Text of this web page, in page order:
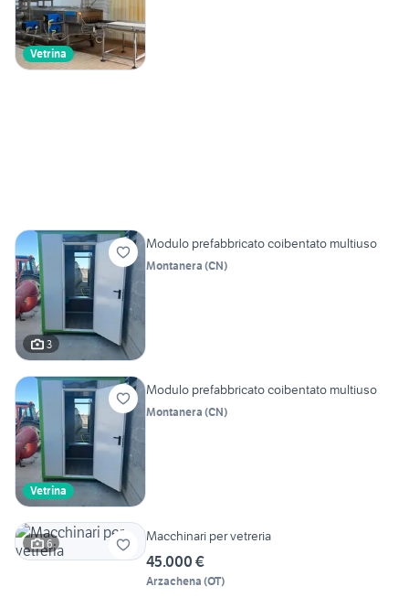
Vetrina
3
Modulo prefabbricato coibentato multiuso
Montanera (CN)
Vetrina
Modulo prefabbricato coibentato multiuso
Montanera (CN)
6 Macchinari per vetreria
45.000 €
Arzachena (OT)